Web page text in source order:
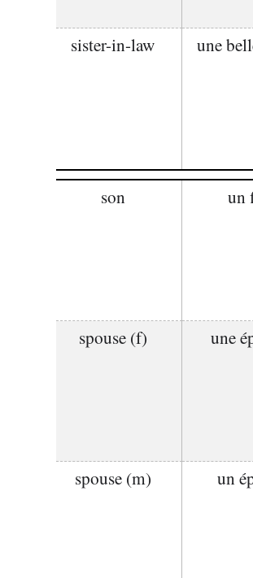
sister-in-law une
son un
spouse (f) une
spouse (m) un